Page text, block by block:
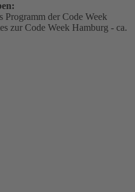
Programm der Code Week
zur Code Week Hamburg - ca.